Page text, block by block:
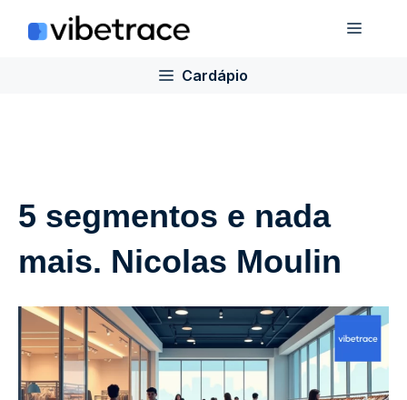
para
Cardápio
5 segmentos e nada
mais. Nicolas Moulin